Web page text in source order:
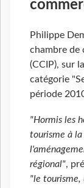
Philippe
chambre de
(CCIP), sur
catégorie
période
"Hormis les
tourisme à la
régional",
"le tourisme,